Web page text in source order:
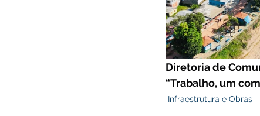
Diretoria de
“Trabalho, um
Infraestrutura e Obras